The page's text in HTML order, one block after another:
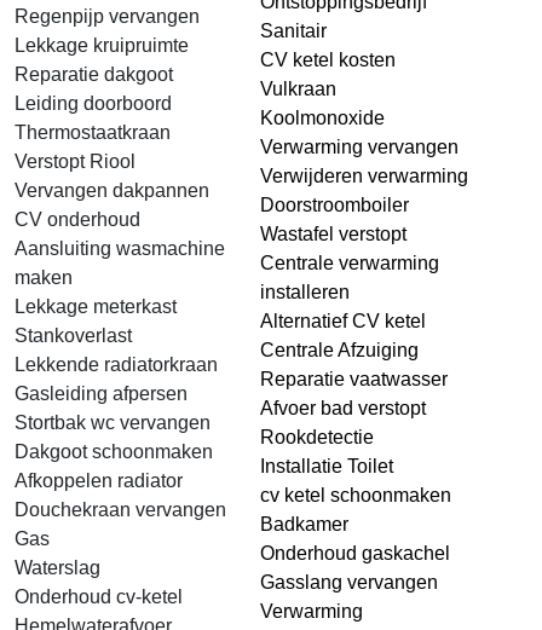
Regenpijp vervangen
Lekkage kruipruimte
Reparatie dakgoot
Leiding doorboord
Thermostaatkraan
Verstopt Riool
Vervangen dakpannen
CV onderhoud
Aansluiting wasmachine
maken
Lekkage meterkast
Stankoverlast
Lekkende radiatorkraan
Gasleiding afpersen
Stortbak wc vervangen
Dakgoot schoonmaken
Afkoppelen radiator
Douchekraan vervangen
Gas
Waterslag
Onderhoud cv-ketel
Hemelwaterafvoer
Sanitair
CV ketel kosten
Vulkraan
Koolmonoxide
Verwarming vervangen
Verwijderen verwarming
Doorstroomboiler
Wastafel verstopt
Centrale verwarming
installeren
Alternatief CV ketel
Centrale Afzuiging
Reparatie vaatwasser
Afvoer bad verstopt
Rookdetectie
Installatie Toilet
cv ketel schoonmaken
Badkamer
Onderhoud gaskachel
Gasslang vervangen
Verwarming